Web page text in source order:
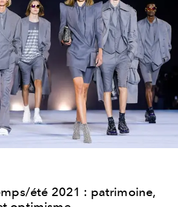
été 2021 : patrimoine,